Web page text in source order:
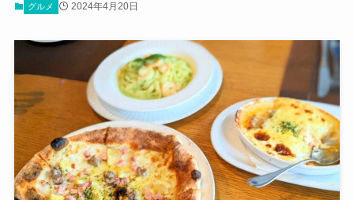
グルメ 2024年4月20日